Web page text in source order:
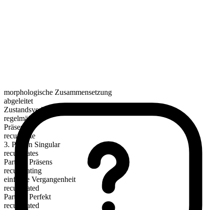
morphologische Zusammensetzung
abgeleitet
Zustandsverb
regelmäßig
Präsens
recuperate
3. Person Singular
recuperates
Partizip Präsens
recuperating
einfache Vergangenheit
recuperated
Partizip Perfekt
recuperated